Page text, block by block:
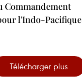
Commandement
l’Indo-Pacifique
Télécharger plus